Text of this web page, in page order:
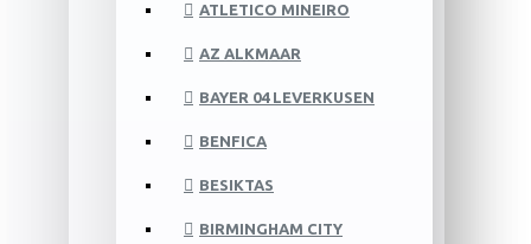
ATLETICO MINEIRO
AZ ALKMAAR
BAYER 04 LEVERKUSEN
BENFICA
BESIKTAS
BIRMINGHAM CITY